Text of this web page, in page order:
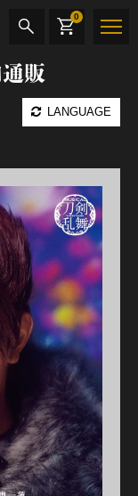
通販
LANGUAGE
0
その他
ーてぃー